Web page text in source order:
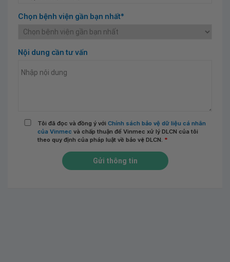
Chọn bệnh viện gần bạn nhất*
Nội dung cần tư vấn
Tôi đã đọc và đồng ý với Chính sách bảo vệ dữ liệu cá nhân
của Vinmec và chấp thuận để Vinmec xử lý DLCN của tôi
theo quy định của pháp luật về bảo vệ DLCN. *
Gửi thông tin